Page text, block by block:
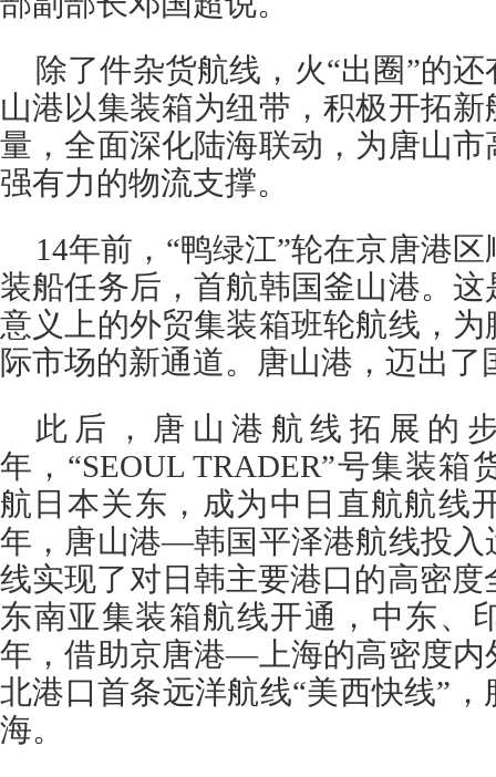
除了件杂货航线，火“出圈”的
山港以集装箱为纽带，积极开拓
量，全面深化陆海联动，为唐山
强有力的物流支撑。
14年前，“鸭绿江”轮在京唐港
装船任务后，首航韩国釜山港。
意义上的外贸集装箱班轮航线，
际市场的新通道。唐山港，迈出
此后，唐山港航线拓展的
年，“SEOUL TRADER”号集装
航日本关东，成为中日直航航线
年，唐山港—韩国平泽港航线投入
线实现了对日韩主要港口的高密度
东南亚集装箱航线开通，中东、
年，借助京唐港—上海的高密度内
北港口首条远洋航线“美西快线”
海。